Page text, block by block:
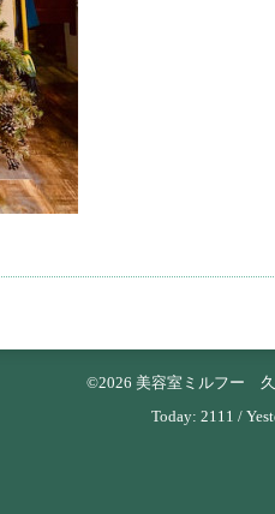
©2026 美容室ミルフー
Today: 2111 /